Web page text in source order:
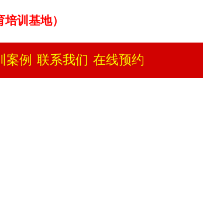
培训基地​）
案例 联系我们 在线预约